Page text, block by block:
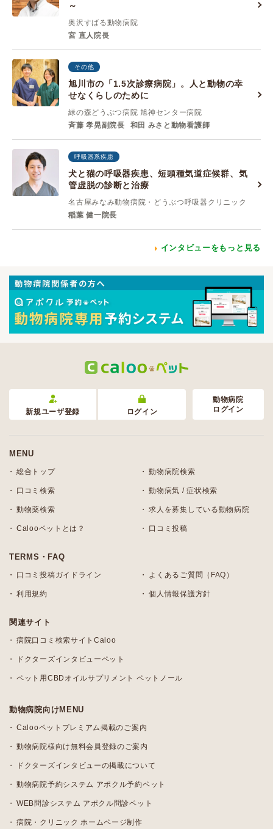
～
奥沢すばる動物病院
宮 直人院長
その他
旭川市の「1.5次診療病院」。人と動物の幸
せなくらしのために
緑の森どうぶつ病院 旭神センター病院
斉藤 孝晃副院長
和田 みさと動物看護師
呼吸器系疾患
犬と猫の呼吸器疾患、短頭種気道症候群、気
管虚脱の診断と治療
名古屋みなみ動物病院・どうぶつ呼吸器クリニック
稲葉 健一院長
インタビューをもっと見る
新規ユーザ登録 ログイン
動物病院
ログイン
MENU
総合トップ 動物病院検索
口コミ検索 動物病気 / 症状検索
動物薬検索 求人を募集している動物病院
Calooペットとは？ 口コミ投稿
TERMS・FAQ
口コミ投稿ガイドライン よくあるご質問（FAQ）
利用規約 個人情報保護方針
関連サイト
病院口コミ検索サイトCaloo
ドクターズインタビューペット
ペット用CBDオイルサプリメント ペットノール
動物病院向けMENU
Calooペットプレミアム掲載のご案内
動物病院様向け無料会員登録のご案内
ドクターズインタビューの掲載について
動物病院予約システム アポクル予約ペット
WEB問診システム アポクル問診ペット
病院・クリニック ホームページ制作